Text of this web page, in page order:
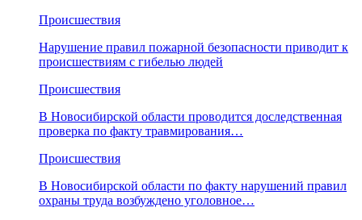
Происшествия
Нарушение правил пожарной безопасности приводит к
происшествиям с гибелью людей
Происшествия
В Новосибирской области проводится доследственная
проверка по факту травмирования…
Происшествия
В Новосибирской области по факту нарушений правил
охраны труда возбуждено уголовное…